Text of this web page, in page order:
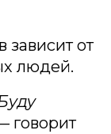
от
людей.
говорит